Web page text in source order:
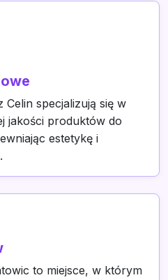
Celin specjalizują się w
jakości produktów do
estetykę i
to miejsce, w którym